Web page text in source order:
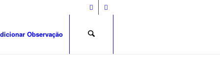
Observação